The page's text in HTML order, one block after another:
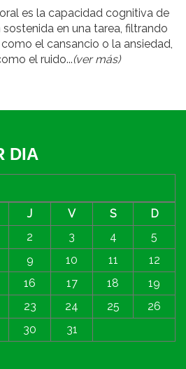
es la capacidad cognitiva de
en una tarea, filtrando
el cansancio o la ansiedad,
el ruido...(ver más)
DIA
J V S
D
2 3 4
5
9 10 11
12
16 17 18
19
23 24 25
26
30 31